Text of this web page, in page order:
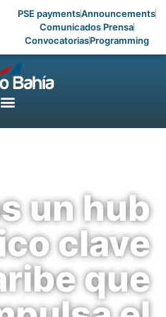
PSE paymentsAnnouncements
Comunicados Prensa
ConvocatoriasProgramming
un hub
clave
que